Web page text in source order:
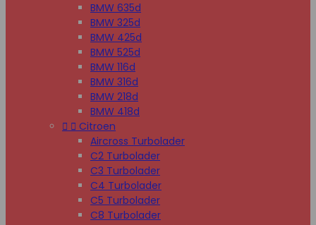
BMW 635d
BMW 325d
BMW 425d
BMW 525d
BMW 116d
BMW 316d
BMW 218d
BMW 418d
  Citroen
Aircross Turbolader
C2 Turbolader
C3 Turbolader
C4 Turbolader
C5 Turbolader
C8 Turbolader